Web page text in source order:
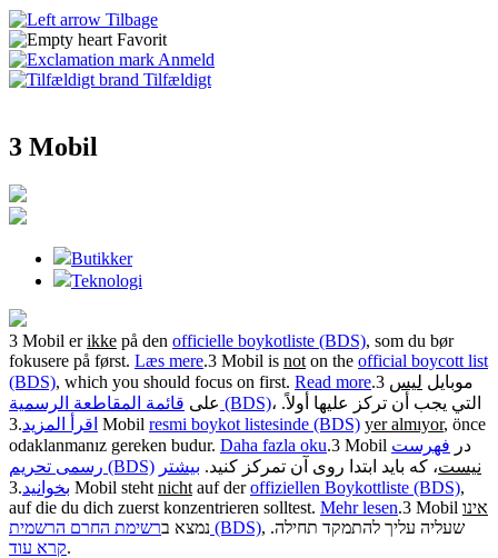
Tilbage
Favorit
Anmeld
Tilfældigt
3 Mobil
Butikker
Teknologi
3 Mobil erikke på den officielle boykotliste (BDS), som du bør
fokusere på først. Læs mere.3 Mobil is not on the official boycott list
(BDS), which you should focus on first. Read more. 3 موبايل ليس
على قائمة المقاطعة الرسمية (BDS) ، التي يجب أن تركز عليها أولاً.
اقرأ المزيد. 3 Mobil resmi boykot listesinde (BDS) yer almıyor, önce
odaklanmanız gereken budur. Daha fazla oku. 3 Mobil در فهرست
رسمی تحریم (BDS)
نیست، که باید ابتدا روی آن تمرکز کنید. بیشتر
بخوانید. 3 Mobil steht nicht auf deroffiziellen Boykottliste (BDS),
auf die du dich zuerst konzentrieren solltest. Mehr lesen.3 Mobil אינו
נמצא ב רשימת החרם הרשמית (BDS) , שעליה עליך להתמקד תחילה.
קרא עוד.